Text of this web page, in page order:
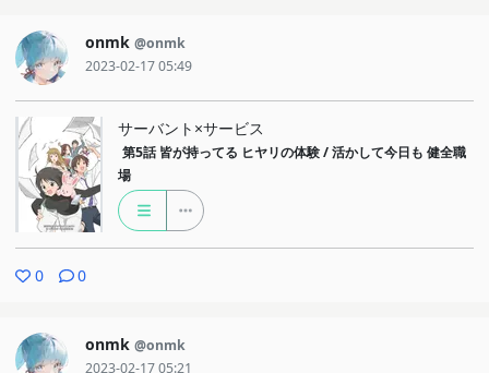
onmk @onmk
2023-02-17 05:49
サーバント×サービス
第5話 皆が持ってる ヒヤリの体験 / 活かして今日も 健全職
場
0 0
onmk @onmk
2023-02-17 05:21